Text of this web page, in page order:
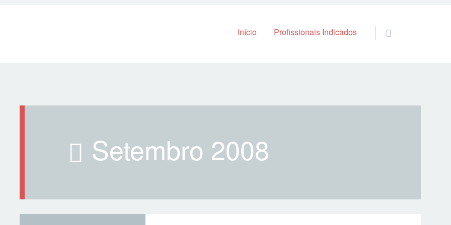
Skip to content
Início Profissionais Indicados
setembro 2008